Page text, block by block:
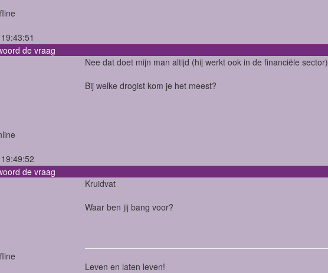
de vraag
Nee dat doet mijn man altijd (hij werkt ook in de financiële sector)
Bij welke drogist kom je het meest?
de vraag
Kruidvat
Waar ben jij bang voor?
Leven en laten leven!